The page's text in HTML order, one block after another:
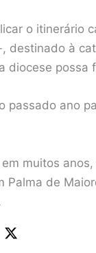
o itinerário
destinado à
diocese possa
passado ano
muitos
de